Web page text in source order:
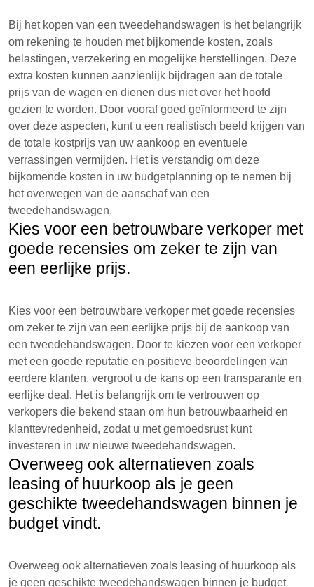
Bij het kopen van een tweedehandswagen is het belangrijk
om rekening te houden met bijkomende kosten, zoals
belastingen, verzekering en mogelijke herstellingen. Deze
extra kosten kunnen aanzienlijk bijdragen aan de totale
prijs van de wagen en dienen dus niet over het hoofd
gezien te worden. Door vooraf goed geïnformeerd te zijn
over deze aspecten, kunt u een realistisch beeld krijgen van
de totale kostprijs van uw aankoop en eventuele
verrassingen vermijden. Het is verstandig om deze
bijkomende kosten in uw budgetplanning op te nemen bij
het overwegen van de aanschaf van een
tweedehandswagen.
Kies voor een betrouwbare verkoper met
goede recensies om zeker te zijn van
een eerlijke prijs.
Kies voor een betrouwbare verkoper met goede recensies
om zeker te zijn van een eerlijke prijs bij de aankoop van
een tweedehandswagen. Door te kiezen voor een verkoper
met een goede reputatie en positieve beoordelingen van
eerdere klanten, vergroot u de kans op een transparante en
eerlijke deal. Het is belangrijk om te vertrouwen op
verkopers die bekend staan om hun betrouwbaarheid en
klanttevredenheid, zodat u met gemoedsrust kunt
investeren in uw nieuwe tweedehandswagen.
Overweeg ook alternatieven zoals
leasing of huurkoop als je geen
geschikte tweedehandswagen binnen je
budget vindt.
Overweeg ook alternatieven zoals leasing of huurkoop als
je geen geschikte tweedehandswagen binnen je budget